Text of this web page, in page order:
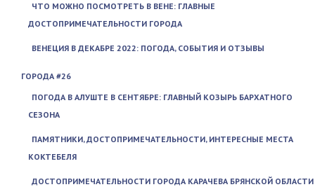
ЧТО МОЖНО ПОСМОТРЕТЬ В ВЕНЕ: ГЛАВНЫЕ
ДОСТОПРИМЕЧАТЕЛЬНОСТИ ГОРОДА
ВЕНЕЦИЯ В ДЕКАБРЕ 2022: ПОГОДА, СОБЫТИЯ И ОТЗЫВЫ
ГОРОДА #26
ПОГОДА В АЛУШТЕ В СЕНТЯБРЕ: ГЛАВНЫЙ КОЗЫРЬ БАРХАТНОГО
СЕЗОНА
ПАМЯТНИКИ, ДОСТОПРИМЕЧАТЕЛЬНОСТИ, ИНТЕРЕСНЫЕ МЕСТА
КОКТЕБЕЛЯ
ДОСТОПРИМЕЧАТЕЛЬНОСТИ ГОРОДА КАРАЧЕВА БРЯНСКОЙ ОБЛАСТИ